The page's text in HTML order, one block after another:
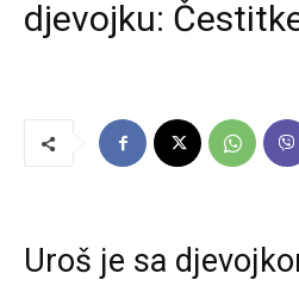
djevojku:
Uroš je sa